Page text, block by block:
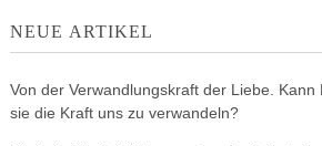
NEUE ARTIKEL
Von der Verwandlungskraft der Liebe.
sie die Kraft uns zu verwandeln?